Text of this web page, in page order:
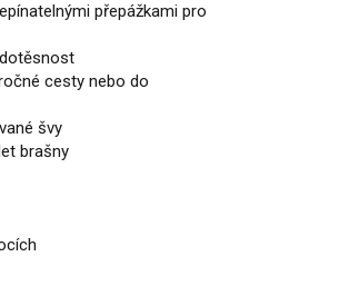
přepážkami pro
cesty nebo do
švy
brašny